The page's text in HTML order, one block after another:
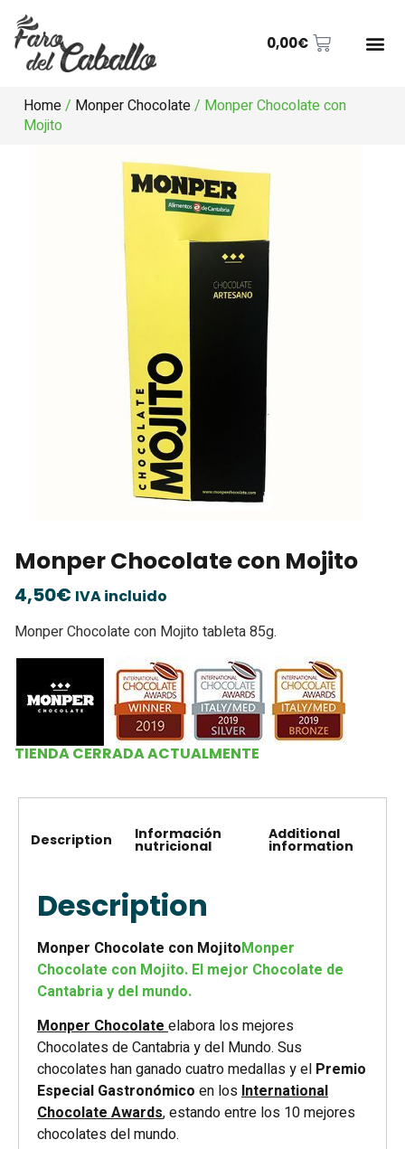
0,00€
Home/ Monper Chocolate/ Monper Chocolate con
Mojito
Monper Chocolate con Mojito
4,50€ IVA incluido
Monper Chocolate con Mojito tableta 85g.
TIENDA CERRADA ACTUALMENTE
Description Información
nutricional
Additional
information
Description
Monper Chocolate con MojitoMonper
Chocolate con Mojito. El mejor Chocolate de
Cantabria y del mundo.
Monper Chocolateelabora los mejores
Chocolates de Cantabria y del Mundo. Sus
chocolates han ganado cuatro medallas y el Premio
Especial Gastronómico en losInternational
Chocolate Awards, estando entre los 10 mejores
chocolates del mundo.